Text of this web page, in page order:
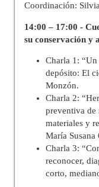
Coordinación:
14:00 – 17:00 -
su conservación y
Charla 1:
depósito: El
Monzón.
Charla 2:
preventiva de
materiales y
María Susana
Charla 3:
reconocer,
corto,